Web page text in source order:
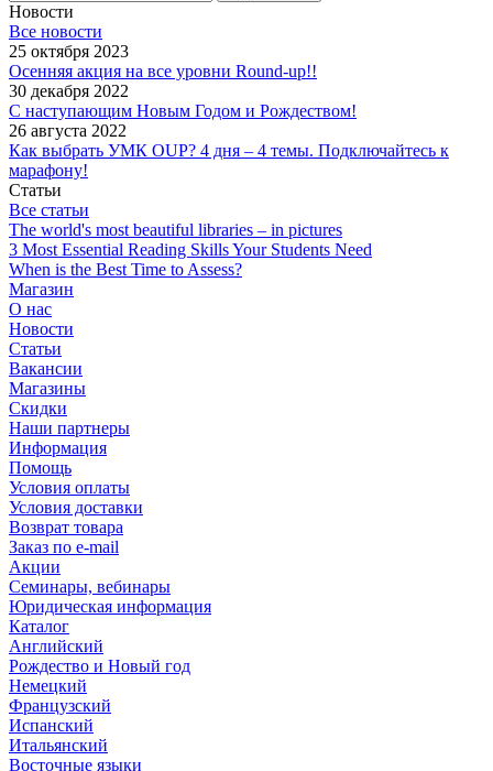
Новости
Все новости
25 октября 2023
Осенняя акция на все уровни Round-up!!
30 декабря 2022
С наступающим Новым Годом и Рождеством!
26 августа 2022
Как выбрать УМК OUP? 4 дня – 4 темы. Подключайтесь к
марафону!
Статьи
Все статьи
The world's most beautiful libraries – in pictures
3 Most Essential Reading Skills Your Students Need
When is the Best Time to Assess?
Магазин
О нас
Новости
Статьи
Вакансии
Магазины
Скидки
Наши партнеры
Информация
Помощь
Условия оплаты
Условия доставки
Возврат товара
Заказ по e-mail
Акции
Семинары, вебинары
Юридическая информация
Каталог
Английский
Рождество и Новый год
Немецкий
Французский
Испанский
Итальянский
Восточные языки